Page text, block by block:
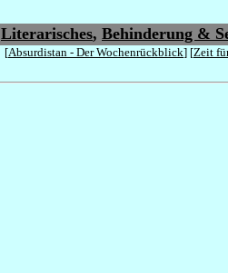
Literarisches, Behinderung &
[Absurdistan - Der Wochenrückblick] [Zeit